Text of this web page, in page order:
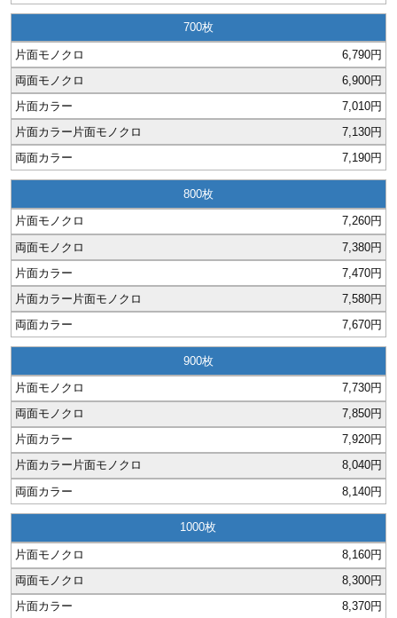
700
6,790円
6,900円
7,010円
7,130円
7,190円
800
7,260円
7,380円
7,470円
7,580円
7,670円
900
7,730円
7,850円
7,920円
8,040円
8,140円
1000
8,160円
8,300円
8,370円